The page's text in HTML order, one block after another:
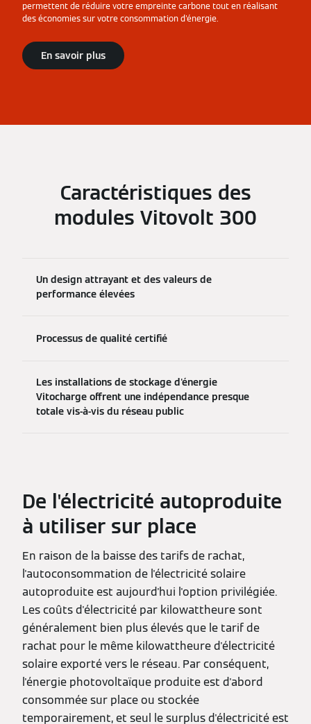
permettent de réduire votre empreinte carbone tout en réalisant
des économies sur votre consommation d'énergie.
En savoir plus
Caractéristiques des
modules Vitovolt 300
Un design attrayant et des valeurs de
performance élevées
Processus de qualité certifié
Les installations de stockage d'énergie
Vitocharge offrent une indépendance presque
totale vis-à-vis du réseau public
De l'électricité autoproduite
à utiliser sur place
En raison de la baisse des tarifs de rachat,
l'autoconsommation de l'électricité solaire
autoproduite est aujourd'hui l'option privilégiée.
Les coûts d'électricité par kilowattheure sont
généralement bien plus élevés que le tarif de
rachat pour le même kilowattheure d'électricité
solaire exporté vers le réseau. Par conséquent,
l'énergie photovoltaïque produite est d'abord
consommée sur place ou stockée
temporairement, et seul le surplus d'électricité est